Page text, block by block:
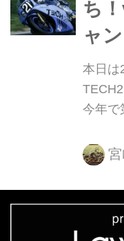
ち
ャ
本日は
今年で
スには
レー
ました
を紹介
ロー